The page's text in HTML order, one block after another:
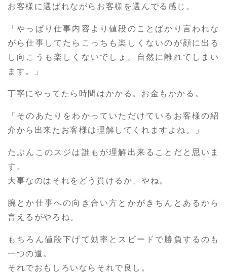
お客様に選ばれながらお客様を選んでる感じ。
「やっぱり仕事内容より値段のことばかり言われな
がら仕事してたらこっちも楽しくないのが顔に出る
し向こうも楽しくないでしょ。自然に離れてしまい
ます。」
丁寧にやってたら時間はかかる。お金もかかる。
「そのあたりをわかっていただけているお客様の紹
介から出来たお客様は理解してくれますよね。」
たぶんこのスジは誰もが理解出来ることだと思いま
す。
大事なのはそれをどう貫けるか、やね。
腕とか仕事への向き合い方とかがきちんとあるから
言えるがやろね。
もちろん値段下げて効率とスピードで勝負するのも
一つの道。
それでおもしろいならそれで良し。